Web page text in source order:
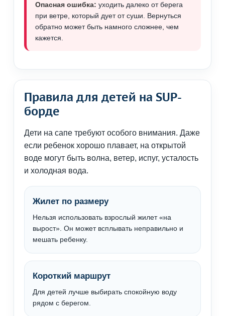
Опасная ошибка: уходить далеко от берега
при ветре, который дует от суши. Вернуться
обратно может быть намного сложнее, чем
кажется.
Правила для детей на SUP-
борде
Дети на сапе требуют особого внимания. Даже
если ребенок хорошо плавает, на открытой
воде могут быть волна, ветер, испуг, усталость
и холодная вода.
Жилет по размеру
Нельзя использовать взрослый жилет «на
вырост». Он может всплывать неправильно и
мешать ребенку.
Короткий маршрут
Для детей лучше выбирать спокойную воду
рядом с берегом.